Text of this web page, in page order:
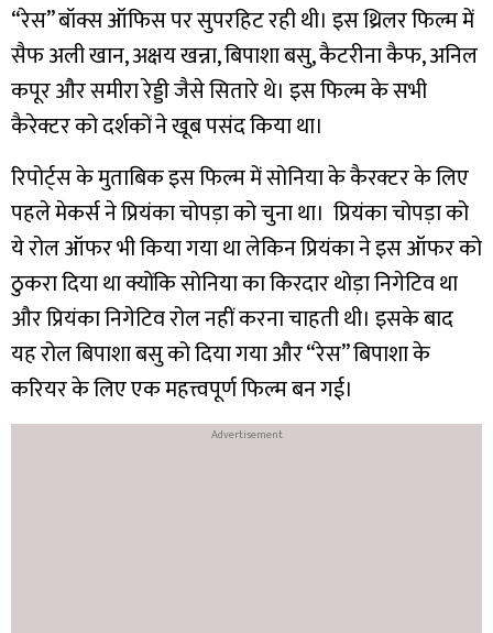
“रेस” बॉक्स ऑफिस पर सुपरहिट रही थी। इस थ्रिलर फिल्म में
सैफ अली खान, अक्षय खन्ना, बिपाशा बसु, कैटरीना कैफ, अनिल
कपूर और समीरा रेड्डी जैसे सितारे थे। इस फिल्म के सभी
कैरेक्टर को दर्शकों ने खूब पसंद किया था।
रिपोर्ट्स के मुताबिक इस फिल्म में सोनिया के कैरक्टर के लिए
पहले मेकर्स ने प्रियंका चोपड़ा को चुना था। प्रियंका चोपड़ा को
ये रोल ऑफर भी किया गया था लेकिन प्रियंका ने इस ऑफर को
ठुकरा दिया था क्योंकि सोनिया का किरदार थोड़ा निगेटिव था
और प्रियंका निगेटिव रोल नहीं करना चाहती थी। इसके बाद
यह रोल बिपाशा बसु को दिया गया और “रेस” बिपाशा के
करियर के लिए एक महत्त्वपूर्ण फिल्म बन गई।